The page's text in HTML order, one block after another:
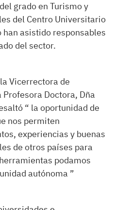
grado en Turismo y
del Centro Universitario
han asistido responsables
del sector.
Vicerrectora de
Doctora, Dña
“ la oportunidad de
nos permiten
experiencias y buenas
de otros países para
podamos
autónoma ”